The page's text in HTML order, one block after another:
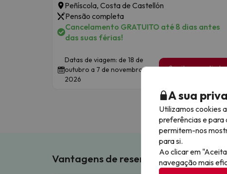
Peñíscola, Costa de Castellón
Pensão completa
Cancelamento GRATUITO até 8 dias antes
das suas férias!
Datas de viagem: de 18 de
outubro a 7 de novembro de
2026
2 noites a partir de
Vantagens de reservar connosco!
A sua
Utilizamos cookies
preferências e para
permitem-nos
para si.
Ao clicar em
navegação mais